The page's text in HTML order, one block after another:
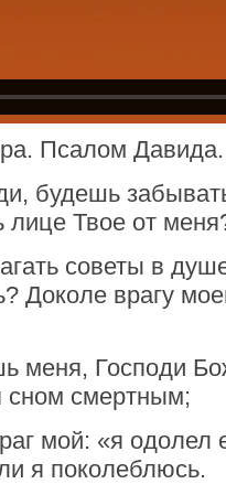
Псалом Давида.
будешь
лице Твое от
советы в
Доколе врагу
меня, Господи
сном смертным;
мой: «я одолел
я поколеблюсь.